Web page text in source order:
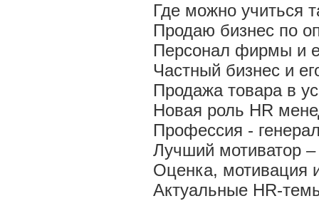
Где можно учиться
Продаю бизнес по
Персонал фирмы и
Частный бизнес и
Продажа товара в
Новая роль HR
Профессия -
Лучший мотиватор –
Оценка, мотивация
Актуальные HR-